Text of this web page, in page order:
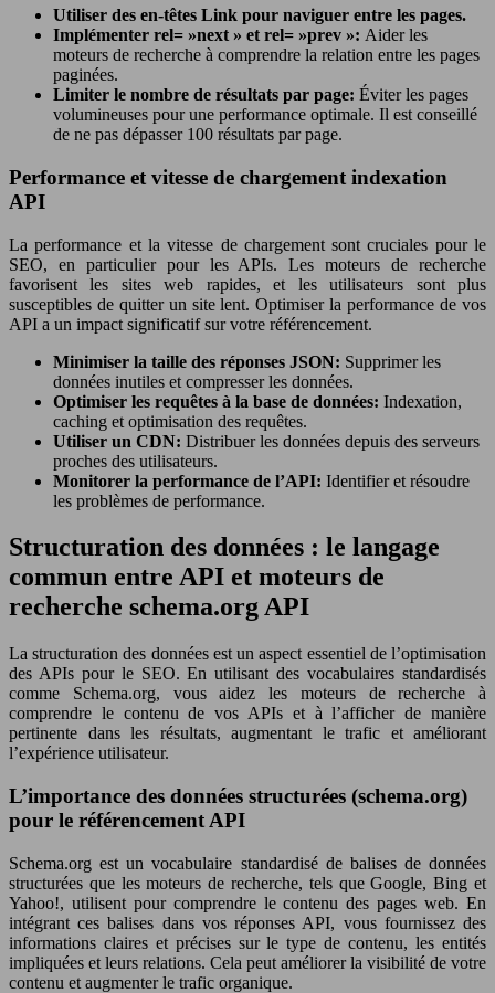
Utiliser des en-têtes Link pour naviguer entre les pages.
Implémenter rel= »next » et rel= »prev »: Aider les
moteurs de recherche à comprendre la relation entre les pages
paginées.
Limiter le nombre de résultats par page: Éviter les pages
volumineuses pour une performance optimale. Il est conseillé
de ne pas dépasser 100 résultats par page.
Performance et vitesse de chargement indexation
API
La performance et la vitesse de chargement sont cruciales pour le
SEO, en particulier pour les APIs. Les moteurs de recherche
favorisent les sites web rapides, et les utilisateurs sont plus
susceptibles de quitter un site lent. Optimiser la performance de vos
API a un impact significatif sur votre référencement.
Minimiser la taille des réponses JSON: Supprimer les
données inutiles et compresser les données.
Optimiser les requêtes à la base de données: Indexation,
caching et optimisation des requêtes.
Utiliser un CDN: Distribuer les données depuis des serveurs
proches des utilisateurs.
Monitorer la performance de l’API: Identifier et résoudre
les problèmes de performance.
Structuration des données : le langage
commun entre API et moteurs de
recherche schema.org API
La structuration des données est un aspect essentiel de l’optimisation
des APIs pour le SEO. En utilisant des vocabulaires standardisés
comme Schema.org, vous aidez les moteurs de recherche à
comprendre le contenu de vos APIs et à l’afficher de manière
pertinente dans les résultats, augmentant le trafic et améliorant
l’expérience utilisateur.
L’importance des données structurées (schema.org)
pour le référencement API
Schema.org est un vocabulaire standardisé de balises de données
structurées que les moteurs de recherche, tels que Google, Bing et
Yahoo!, utilisent pour comprendre le contenu des pages web. En
intégrant ces balises dans vos réponses API, vous fournissez des
informations claires et précises sur le type de contenu, les entités
impliquées et leurs relations. Cela peut améliorer la visibilité de votre
contenu et augmenter le trafic organique.